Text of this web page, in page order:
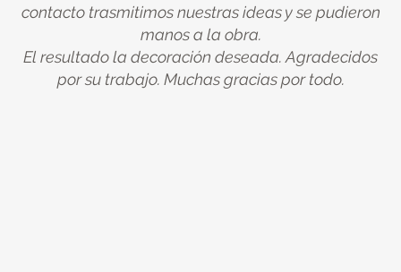
contacto trasmitimos nuestras ideas y se pudieron
manos a la obra.
El resultado la decoración deseada. Agradecidos
por su trabajo. Muchas gracias por todo.